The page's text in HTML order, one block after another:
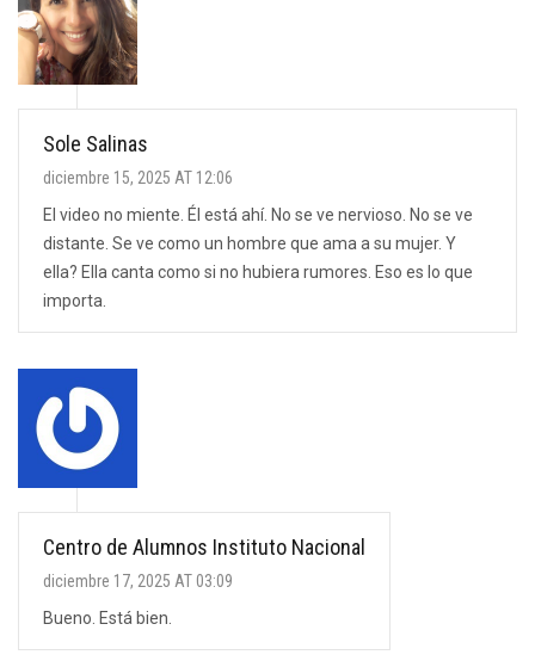
Sole Salinas
diciembre 15, 2025 AT 12:06
El video no miente. Él está ahí. No se ve nervioso. No se ve
distante. Se ve como un hombre que ama a su mujer. Y
ella? Ella canta como si no hubiera rumores. Eso es lo que
importa.
Centro de Alumnos Instituto Nacional
diciembre 17, 2025 AT 03:09
Bueno. Está bien.